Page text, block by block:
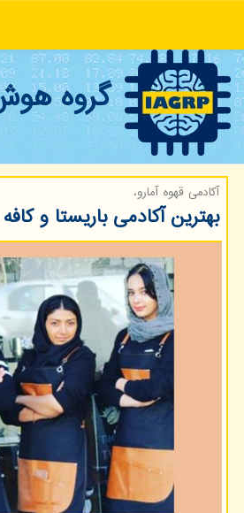
گروه
آکادمی قهوه آمارو،
بهترین آکادمی باریستا و